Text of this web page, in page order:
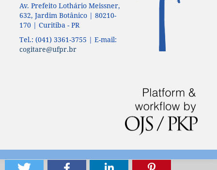
Av. Prefeito Lothário Meissner,
632, Jardim Botânico | 80210-
170 | Curitiba - PR
Tel.: (041) 3361-3755 | E-mail:
cogitare@ufpr.br